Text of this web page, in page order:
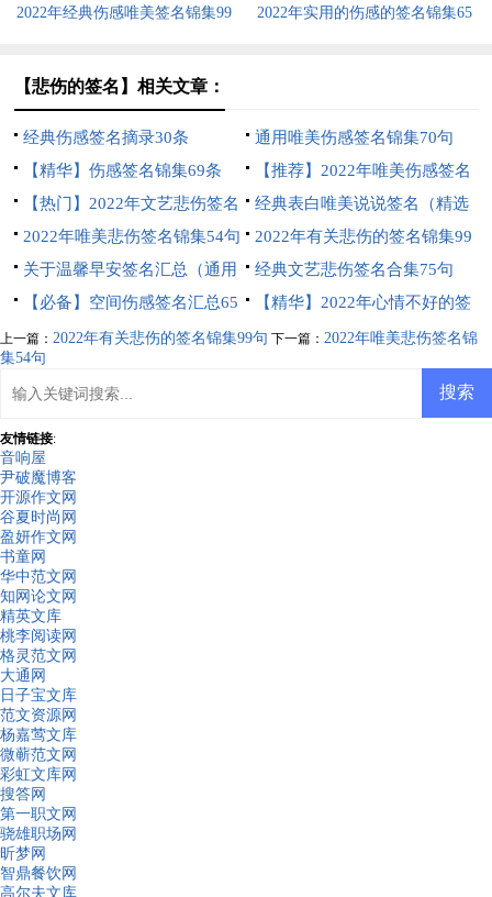
2022年经典伤感唯美签名锦集99
2022年实用的伤感的签名锦集65
【悲伤的签名】相关文章：
经典伤感签名摘录30条
通用唯美伤感签名锦集70句
【精华】伤感签名锦集69条
【推荐】2022年唯美伤感签名
集合70句
【热门】2022年文艺悲伤签名
锦集46条
经典表白唯美说说签名（精选
40句）
2022年唯美悲伤签名锦集54句
2022年有关悲伤的签名锦集99
句
关于温馨早安签名汇总（通用
130句）
经典文艺悲伤签名合集75句
【必备】空间伤感签名汇总65
条
【精华】2022年心情不好的签
名集合49条
上一篇： 2022年有关悲伤的签名锦集99句 下一篇： 2022年唯美悲伤签名锦
集54句
友情链接:
音响屋
尹破魔博客
开源作文网
谷夏时尚网
盈妍作文网
书童网
华中范文网
知网论文网
精英文库
桃李阅读网
格灵范文网
大通网
日子宝文库
范文资源网
杨嘉莺文库
微蕲范文网
彩虹文库网
搜答网
第一职文网
骁雄职场网
昕梦网
智鼎餐饮网
高尔夫文库